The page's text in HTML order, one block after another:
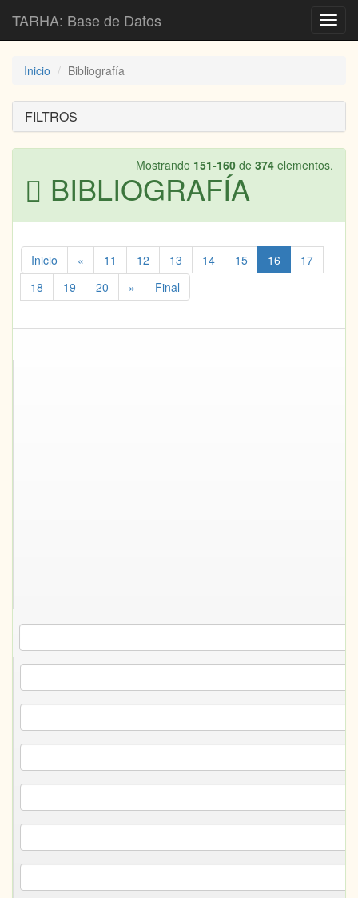
TARHA: Base de Datos
Inicio Bibliografía
FILTROS
Mostrando 151-160 de 374 elementos.
BIBLIOGRAFÍA
Inicio « 11 12 13 14 15 16
17
18
19 20 » Final